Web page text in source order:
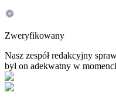
Zweryfikowany
Nasz zespół redakcyjny
był on adekwatny w